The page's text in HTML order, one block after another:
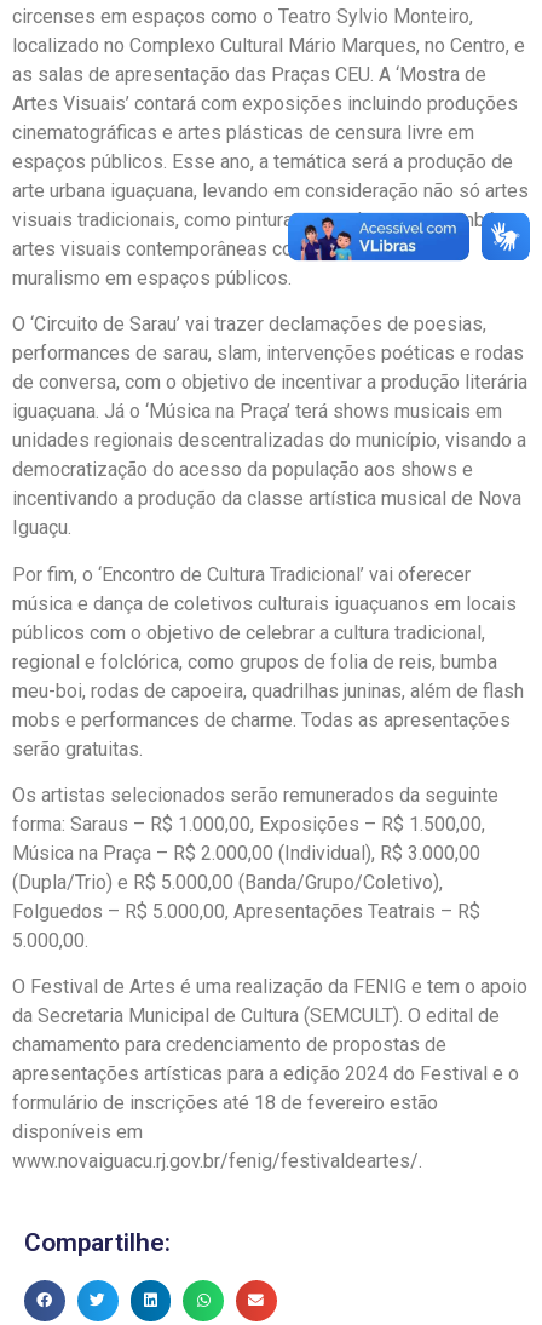
circenses em espaços como o Teatro Sylvio Monteiro,
localizado no Complexo Cultural Mário Marques, no Centro, e
as salas de apresentação das Praças CEU. A ‘Mostra de
Artes Visuais’ contará com exposições incluindo produções
cinematográficas e artes plásticas de censura livre em
espaços públicos. Esse ano, a temática será a produção de
arte urbana iguaçuana, levando em consideração não só artes
visuais tradicionais, como pinturas em telas, como também
artes visuais contemporâneas como graffiti, bomb e
muralismo em espaços públicos.
O ‘Circuito de Sarau’ vai trazer declamações de poesias,
performances de sarau, slam, intervenções poéticas e rodas
de conversa, com o objetivo de incentivar a produção literária
iguaçuana. Já o ‘Música na Praça’ terá shows musicais em
unidades regionais descentralizadas do município, visando a
democratização do acesso da população aos shows e
incentivando a produção da classe artística musical de Nova
Iguaçu.
Por fim, o ‘Encontro de Cultura Tradicional’ vai oferecer
música e dança de coletivos culturais iguaçuanos em locais
públicos com o objetivo de celebrar a cultura tradicional,
regional e folclórica, como grupos de folia de reis, bumba
meu-boi, rodas de capoeira, quadrilhas juninas, além de flash
mobs e performances de charme. Todas as apresentações
serão gratuitas.
Os artistas selecionados serão remunerados da seguinte
forma: Saraus – R$ 1.000,00, Exposições – R$ 1.500,00,
Música na Praça – R$ 2.000,00 (Individual), R$ 3.000,00
(Dupla/Trio) e R$ 5.000,00 (Banda/Grupo/Coletivo),
Folguedos – R$ 5.000,00, Apresentações Teatrais – R$
5.000,00.
O Festival de Artes é uma realização da FENIG e tem o apoio
da Secretaria Municipal de Cultura (SEMCULT). O edital de
chamamento para credenciamento de propostas de
apresentações artísticas para a edição 2024 do Festival e o
formulário de inscrições até 18 de fevereiro estão
disponíveis em
www.novaiguacu.rj.gov.br/fenig/festivaldeartes/.
Compartilhe: